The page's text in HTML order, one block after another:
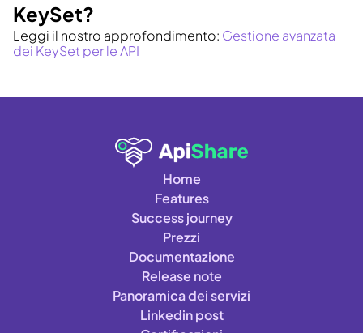
KeySet?
Leggi il nostro approfondimento: Gestione avanzata
dei KeySet per le API
Home
Features
Success journey
Prezzi
Documentazione
Release note
Panoramica dei servizi
Linkedin post